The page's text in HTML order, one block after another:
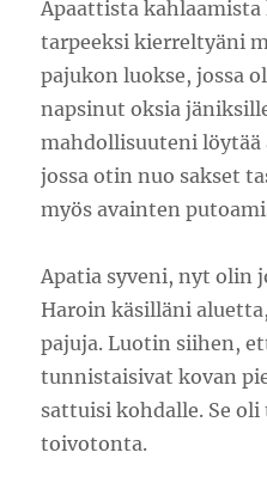
Apaattista kahlaamista
tarpeeksi kierreltyäni
pajukon luokse, jossa
napsinut oksia
mahdollisuuteni
jossa otin nuo sakset
myös avainten
Apatia syveni, nyt olin
Haroin käsilläni
pajuja. Luotin siihen,
tunnistaisivat kovan
sattuisi kohdalle. Se
toivotonta.